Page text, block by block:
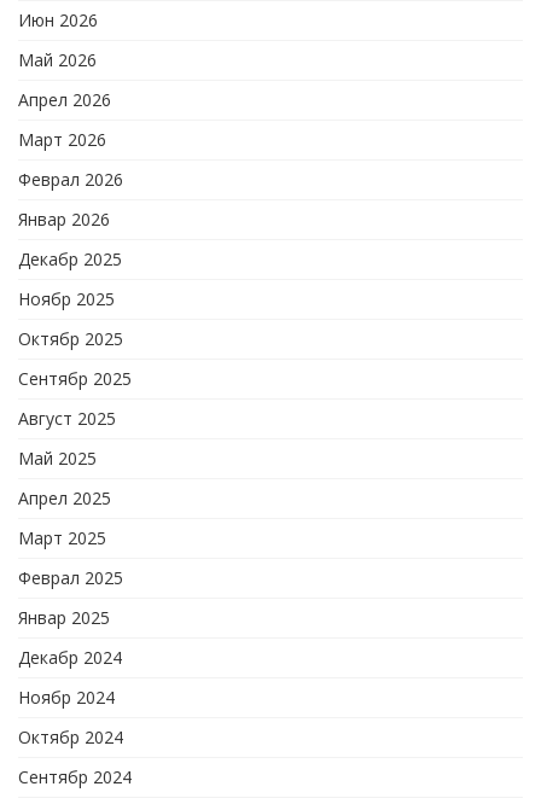
Июн 2026
Май 2026
Апрел 2026
Март 2026
Феврал 2026
Январ 2026
Декабр 2025
Ноябр 2025
Октябр 2025
Сентябр 2025
Август 2025
Май 2025
Апрел 2025
Март 2025
Феврал 2025
Январ 2025
Декабр 2024
Ноябр 2024
Октябр 2024
Сентябр 2024